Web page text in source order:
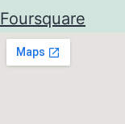
Foursquare